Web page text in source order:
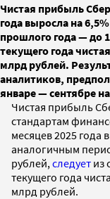
Чистая прибыль
года выросла на
прошлого года — до
текущего года
млрд рублей.
аналитиков,
январе — сентябре
Чистая прибыль
стандартам
месяцев 2025 года
аналогичным
рублей, следует из
текущего года
млрд рублей.